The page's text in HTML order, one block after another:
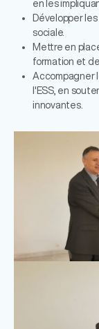
en les
Développer
sociale.
Mettre en
formation et
Accompagner
l'ESS, en
innovantes.